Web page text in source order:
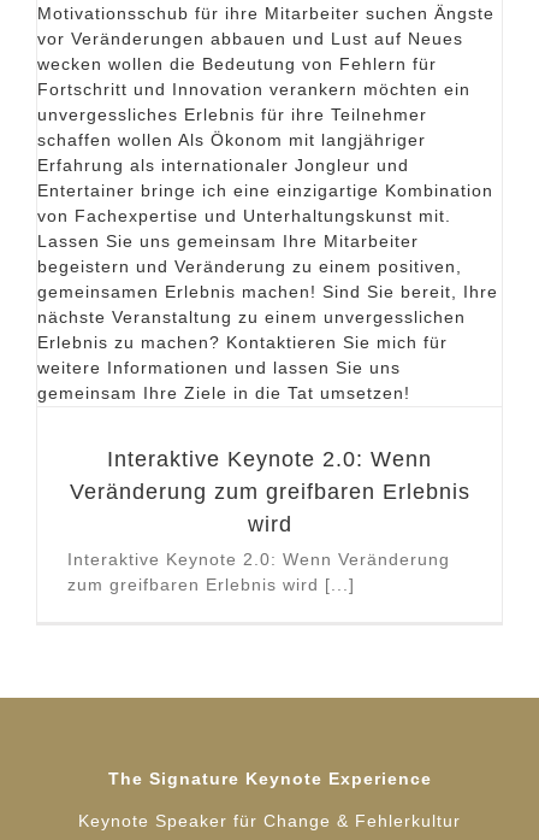
Interaktive Keynote 2.0: Wenn
Veränderung zum greifbaren Erlebnis
wird
Interaktive Keynote 2.0: Wenn Veränderung
zum greifbaren Erlebnis wird [...]
The Signature Keynote Experience
Keynote Speaker für Change & Fehlerkultur